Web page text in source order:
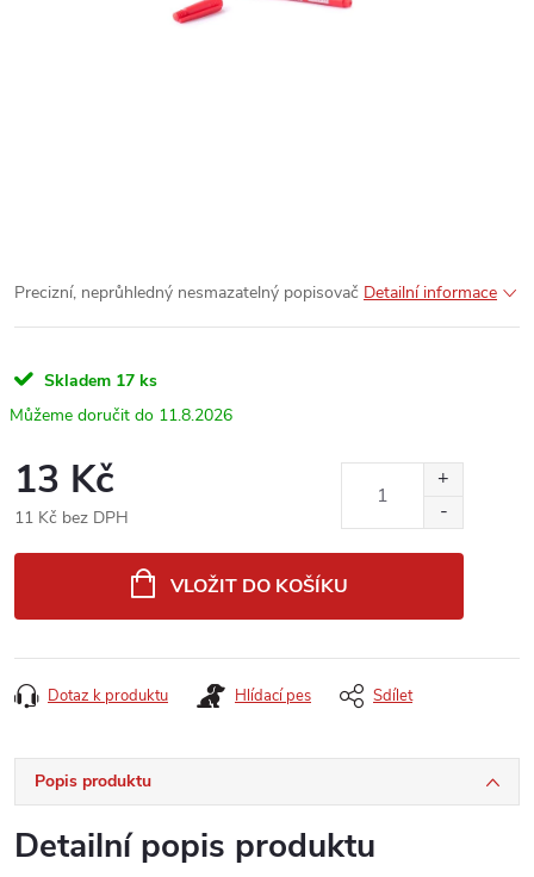
Precizní, neprůhledný nesmazatelný popisovač Detailní informace
Skladem 17 ks
11.8.2026
13 Kč
11 Kč bez DPH
VLOŽIT DO KOŠÍKU
Dotaz k produktu Hlídací pes Sdílet
Popis produktu
Detailní popis produktu